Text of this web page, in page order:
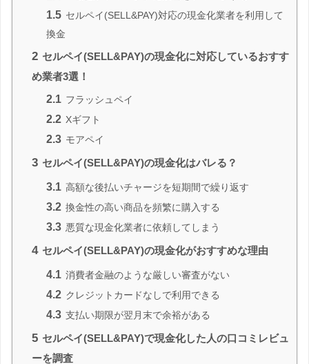
1.5 セルペイ(SELL&PAY)対応の現金化業者を利用して
換金
2 セルペイ(SELL&PAY)の現金化に対応しているおすす
め業者3選！
2.1 フラッシュペイ
2.2 Xギフト
2.3 モアペイ
3 セルペイ(SELL&PAY)の現金化はバレる？
3.1 高額な後払いチャージを短期間で繰り返す
3.2 換金性の高い商品を頻繁に購入する
3.3 悪質な現金化業者に依頼してしまう
4 セルペイ(SELL&PAY)の現金化がおすすめな理由
4.1 消費者金融のような厳しい審査がない
4.2 クレジットカードなしで利用できる
4.3 支払い期限が翌月末で余裕がある
5 セルペイ(SELL&PAY)で現金化した人の口コミレビュ
ーを調査